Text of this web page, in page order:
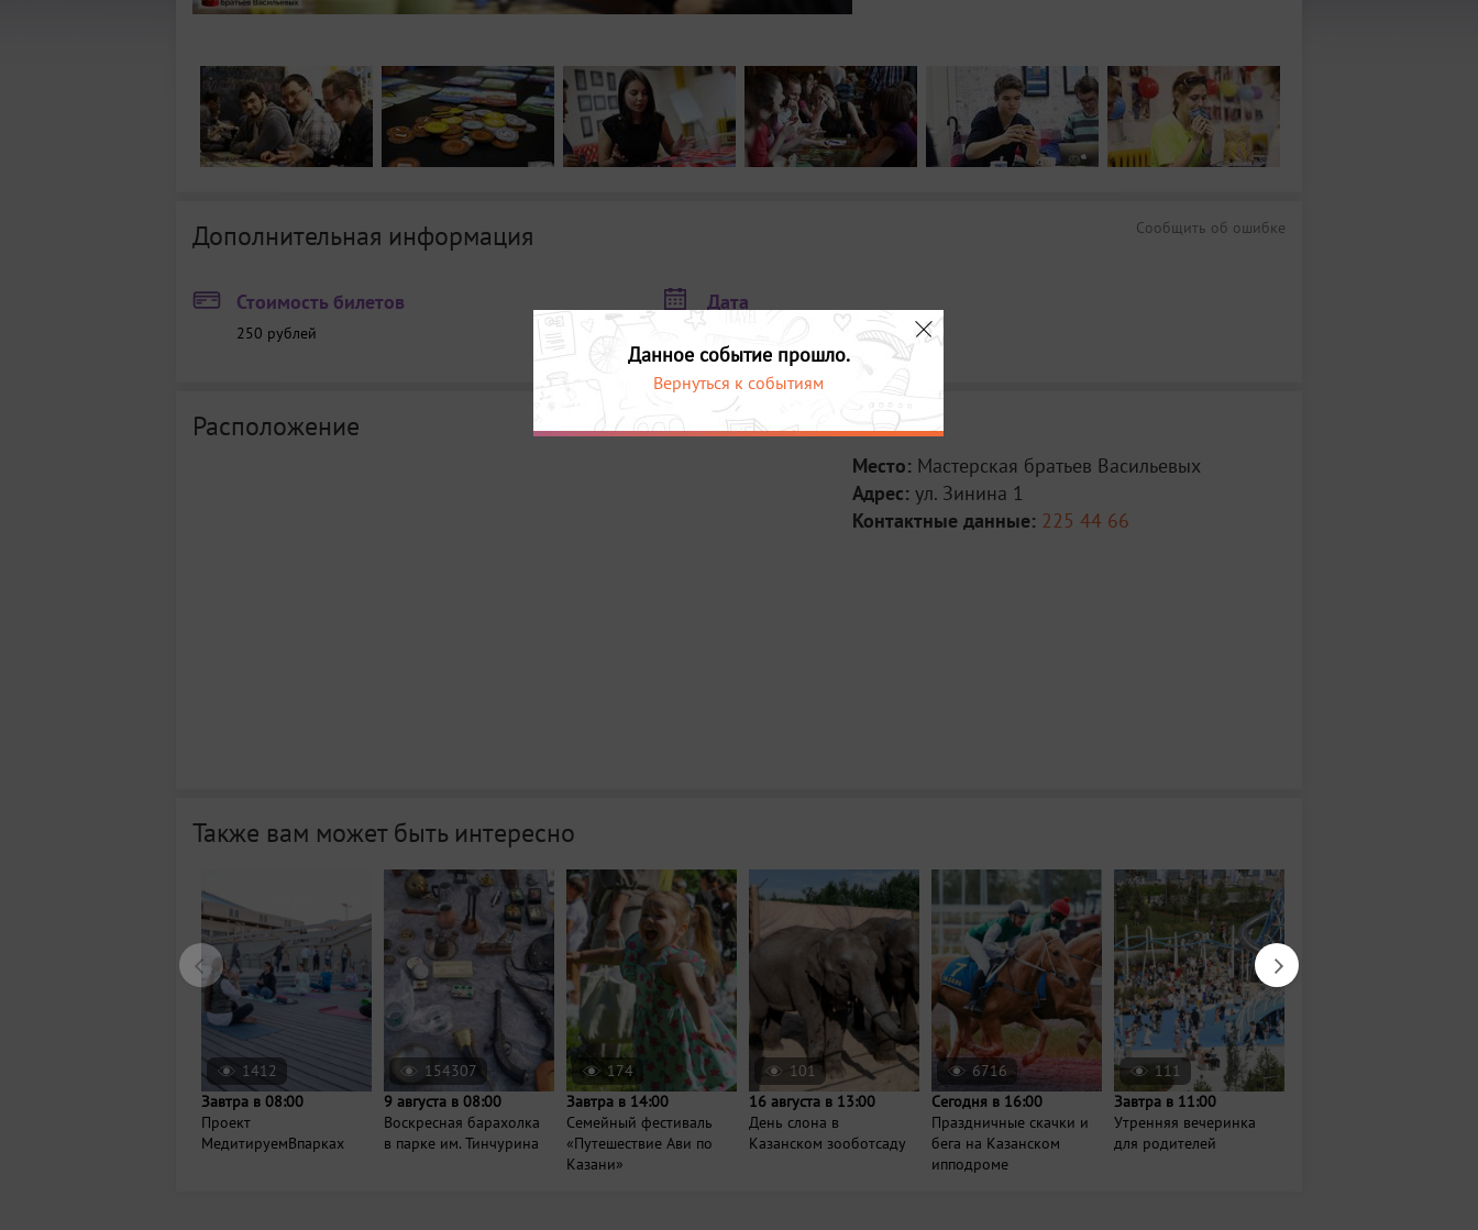
Сообщить об ошибке
Дополнительная информация
Стоимость билетов
250 рублей
Дата
Расположение
Место: Мастерская братьев Васильевых
Адрес: ул. Зинина 1
Контактные данные: 225 44 66
Также вам может быть интересно
1412
Завтра в 08:00
Проект
МедитируемВпарках
154307
9 августа в 08:00
Воскресная барахолка
в парке им. Тинчурина
174
Завтра в 14:00
Семейный фестиваль
«Путешествие Ави по
Казани»
101
16 августа в 13:00
День слона в
Казанском зооботсаду
6716
Сегодня в 16:00
Праздничные скачки и
бега на Казанском
ипподроме
111
Завтра в 11:00
Утренняя вечеринка
для родителей
Данное событие прошло.
Вернуться к событиям